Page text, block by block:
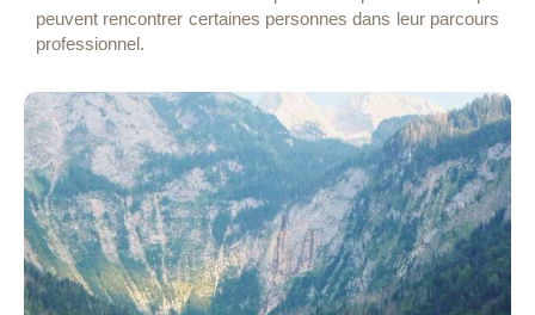
peuvent rencontrer certaines personnes dans leur parcours
professionnel.